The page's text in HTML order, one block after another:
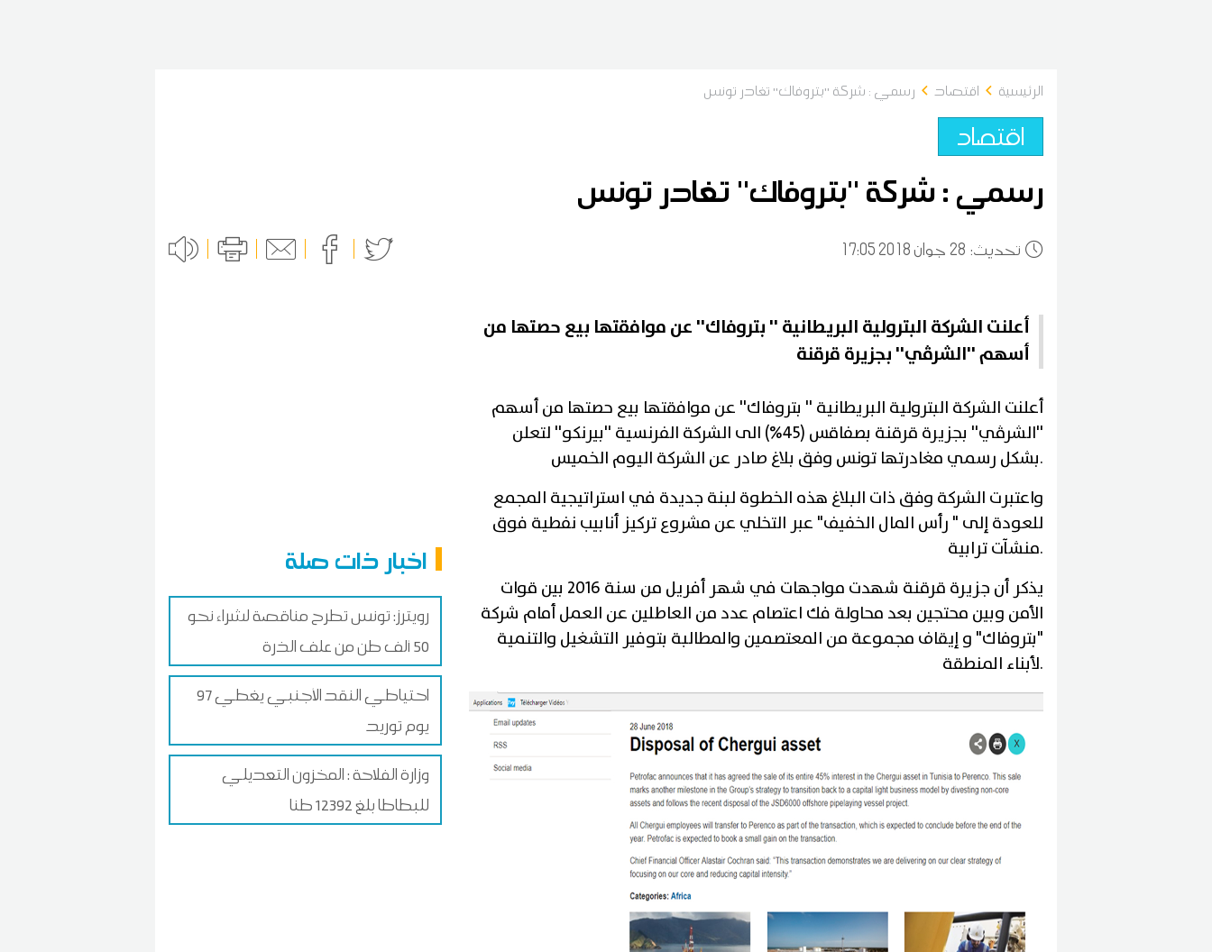
الرئيسية اقتصاد رسمي : شركة ''بتروفاك'' تغادر تونس
اقتصاد
رسمي : شركة ''بتروفاك'' تغادر تونس
:تحديث 28 17:05 2018 جوان
اخبار ذات صلة
رويترز: تونس تطرح مناقصة لشراء نحو
50 ألف طن من علف الذرة
احتياطي النقد الأجنبي يغطي 97
يوم توريد
وزارة الفلاحة : المخزون التعديلي
للبطاطا بلغ 12392 طنا
أعلنت الشركة البترولية البريطانية '' بتروفاك'' عن موافقتها بيع حصتها من
أسهم ''الشرڤي'' بجزيرة قرقنة
أعلنت الشركة البترولية البريطانية '' بتروفاك'' عن موافقتها بيع حصتها من أسهم
''الشرڤي'' بجزيرة قرقنة بصفاقس (45%) الى الشركة الفرنسية ''بيرنكو'' لتعلن
بشكل رسمي مغادرتها تونس وفق بلاغ صادر عن الشركة اليوم الخميس.
واعتبرت الشركة وفق ذات البلاغ هذه الخطوة لبنة جديدة في استراتيجية المجمع
للعودة إلى " رأس المال الخفيف" عبر التخلي عن مشروع تركيز أنابيب نفطية فوق
منشآت ترابية.
يذكر أن جزيرة قرقنة شهدت مواجهات في شهر أفريل من سنة 2016 بين قوات
الأمن وبين محتجين بعد محاولة فك اعتصام عدد من العاطلين عن العمل أمام شركة
"بتروفاك" و إيقاف مجموعة من المعتصمين والمطالبة بتوفير التشغيل والتنمية
لأبناء المنطقة.